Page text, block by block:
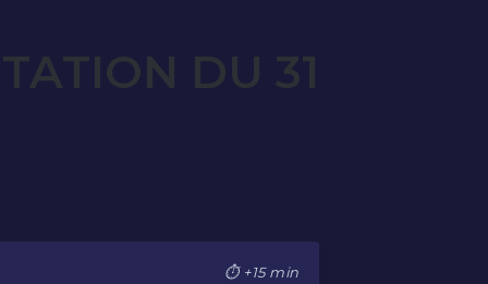
DU 31
⏱ +15 min